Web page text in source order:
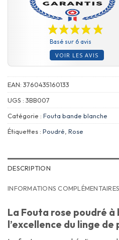
Basé sur 6 avis
VOIR LES AVIS
EAN: 3760435160133
UGS : 3BB007
Catégorie : Fouta bande blanche
Étiquettes : Poudré, Rose
DESCRIPTION
INFORMATIONS COMPLÉMENTAIRES
La Fouta rose poudré à
l’excellence du linge de